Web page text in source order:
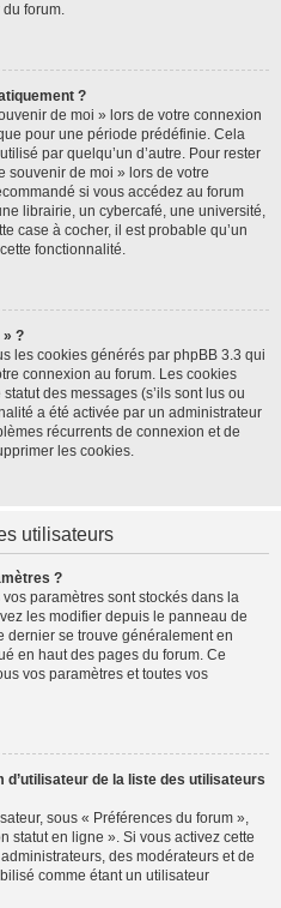
forum.
?
de moi » lors de votre connexion
pour une période prédéfinie. Cela
par quelqu’un d’autre. Pour rester
souvenir de moi » lors de votre
si vous accédez au forum
librairie, un cybercafé, une université,
case à cocher, il est probable qu’un
fonctionnalité.
?
les cookies générés par phpBB 3.3 qui
connexion au forum. Les cookies
des messages (s’ils sont lus ou
a été activée par un administrateur
récurrents de connexion et de
les cookies.
utilisateurs
?
paramètres sont stockés dans la
les modifier depuis le panneau de
dernier se trouve généralement en
en haut des pages du forum. Ce
vos paramètres et toutes vos
de la liste des utilisateurs
sous « Préférences du forum »,
statut en ligne ». Si vous activez cette
des modérateurs et de
comme étant un utilisateur